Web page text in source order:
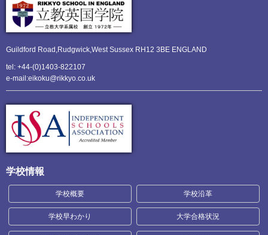
Guildford Road,Rudgwick,West Sussex RH12 3BE ENGLAND
tel: +44-(0)1403-822107
e-mail:eikoku@rikkyo.co.uk
学校情報
学校概要 学校沿革
学校早わかり 大学合格状況